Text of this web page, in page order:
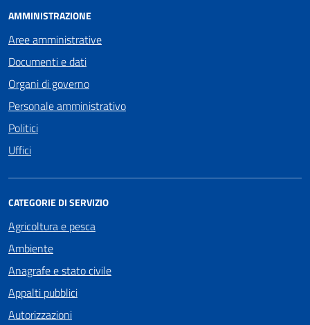
AMMINISTRAZIONE
Aree amministrative
Documenti e dati
Organi di governo
Personale amministrativo
Politici
Uffici
CATEGORIE DI SERVIZIO
Agricoltura e pesca
Ambiente
Anagrafe e stato civile
Appalti pubblici
Autorizzazioni